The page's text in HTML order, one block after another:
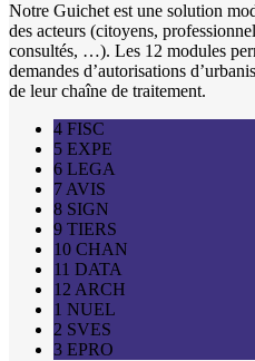
Notre Guichet est une solution
des acteurs (citoyens,
consultés, …). Les 12 modules
demandes d’autorisations
de leur chaîne de traitement.
4 FISC
5 EXPE
6 LEGA
7 AVIS
8 SIGN
9 TIERS
10 CHAN
11 DATA
12 ARCH
1 NUEL
2 SVES
3 EPRO